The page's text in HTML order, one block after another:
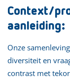
Context/
aanleiding:
Onze
diversiteit en
contrast met